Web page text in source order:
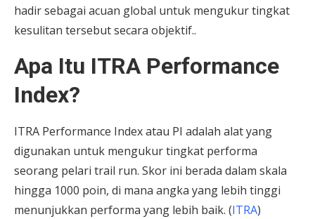
hadir sebagai acuan global untuk mengukur tingkat
kesulitan tersebut secara objektif..
Apa Itu ITRA Performance
Index?
ITRA Performance Index atau PI adalah alat yang
digunakan untuk mengukur tingkat performa
seorang pelari trail run. Skor ini berada dalam skala
hingga 1000 poin, di mana angka yang lebih tinggi
menunjukkan performa yang lebih baik. (ITRA)